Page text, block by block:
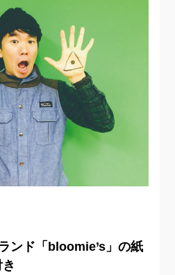
ンド「bloomie’s」の紙